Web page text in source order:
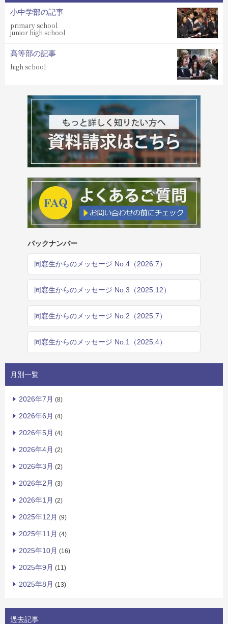
小中学部の記事
primary school
junior high school
高等部の記事
high school
バックナンバー
同窓生からのメッセージ No.4（2026.7）
同窓生からのメッセージ No.3（2025.12）
同窓生からのメッセージ No.2（2025.7）
同窓生からのメッセージ No.1（2025.4）
月別一覧
2026年7月 (8)
2026年6月 (4)
2026年5月 (4)
2026年4月 (2)
2026年3月 (2)
2026年2月 (3)
2026年1月 (2)
2025年12月 (9)
2025年11月 (4)
2025年10月 (16)
2025年9月 (11)
2025年8月 (13)
過去記事